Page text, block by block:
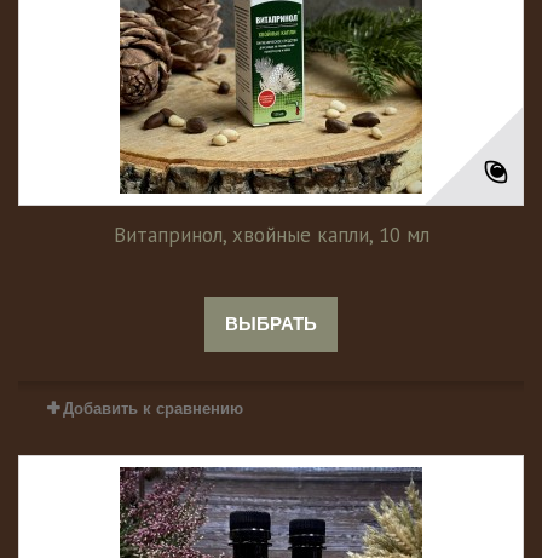
Витапринол, хвойные капли, 10 мл
ВЫБРАТЬ
Добавить к сравнению